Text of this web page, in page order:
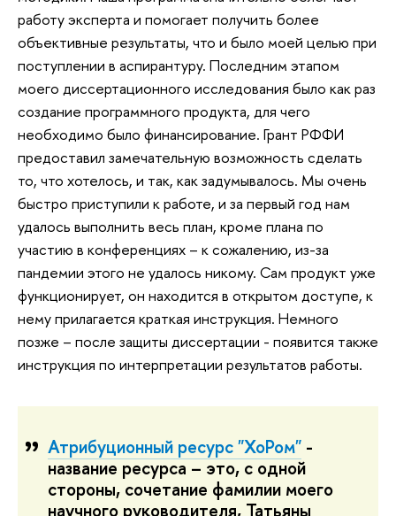
работу эксперта и помогает получить более
объективные результаты, что и было моей целью при
поступлении в аспирантуру. Последним этапом
моего диссертационного исследования было как раз
создание программного продукта, для чего
необходимо было финансирование. Грант РФФИ
предоставил замечательную возможность сделать
то, что хотелось, и так, как задумывалось. Мы очень
быстро приступили к работе, и за первый год нам
удалось выполнить весь план, кроме плана по
участию в конференциях – к сожалению, из-за
пандемии этого не удалось никому. Сам продукт уже
функционирует, он находится в открытом доступе, к
нему прилагается краткая инструкция. Немного
позже – после защиты диссертации - появится также
инструкция по интерпретации результатов работы.
Атрибуционный ресурс "ХоРом" -
название ресурса – это, с одной
стороны, сочетание фамилии моего
научного руководителя, Татьяны